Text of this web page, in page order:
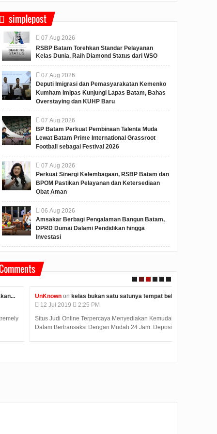
simplepost
07 Aug 2026
RSBP Batam Torehkan Standar Pelayanan
Kelas Dunia, Raih Diamond Status dari WSO
07 Aug 2026
Deputi Imigrasi dan Pemasyarakatan Kemenko
Kumham Imipas Kunjungi Lapas Batam, Bahas
Overstaying dan KUHP Baru
07 Aug 2026
BP Batam Perkuat Pembinaan Talenta Muda
Lewat Batam Prime International Grassroot
Football sebagai Festival 2026
07 Aug 2026
Perkuat Sinergi Kelembagaan, RSBP Batam dan
BPOM Pastikan Pelayanan dan Ketersediaan
Obat Aman
06 Aug 2026
Amsakar Berbagi Pengalaman Bangun Batam,
DPRD Dumai Dalami Pendidikan hingga
Investasi
UnKnown onkelas bukan satu satunya tempat belajar...
2019
2:25 PM
Situs Judi Online Terpercaya Menyediakan Kemudahan
Dalam Bertransaksi Dengan Mudah 24 Jam. Deposit T...